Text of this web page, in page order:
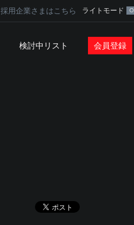
採用企業さまはこちら ライトモード
検討中リスト 会員登録